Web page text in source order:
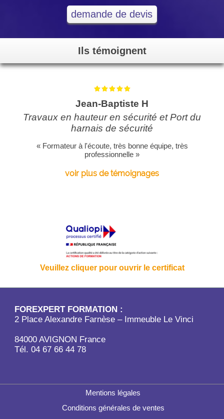
demande de devis
Ils témoignent
Jean-Baptiste H
Travaux en hauteur en sécurité et Port du
harnais de sécurité
« Formateur à l'écoute, très bonne équipe, très
professionnelle »
voir plus de témoignages
Veuillez cliquer pour ouvrir le certificat
FOREXPERT FORMATION :
2 Place Alexandre Farnèse – Immeuble Le Vinci
84000 AVIGNON France
Tél. 04 67 66 44 78
Mentions légales
Conditions générales de ventes